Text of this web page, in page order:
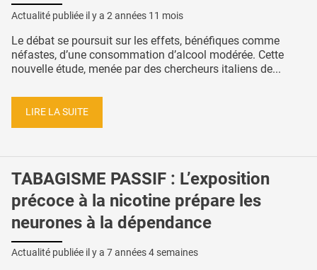
Actualité publiée il y a 2 années 11 mois
Le débat se poursuit sur les effets, bénéfiques comme
néfastes, d’une consommation d’alcool modérée. Cette
nouvelle étude, menée par des chercheurs italiens de...
LIRE LA SUITE
TABAGISME PASSIF : L’exposition
précoce à la nicotine prépare les
neurones à la dépendance
Actualité publiée il y a 7 années 4 semaines